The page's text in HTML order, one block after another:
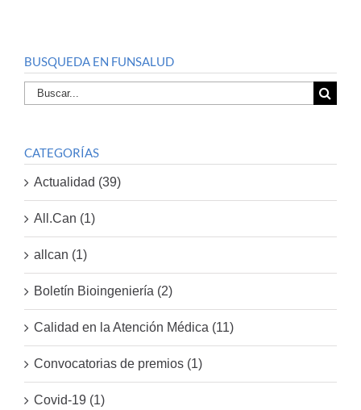
BUSQUEDA EN FUNSALUD
Buscar
por:
CATEGORÍAS
Actualidad (39)
All.Can (1)
allcan (1)
Boletín Bioingeniería (2)
Calidad en la Atención Médica (11)
Convocatorias de premios (1)
Covid-19 (1)